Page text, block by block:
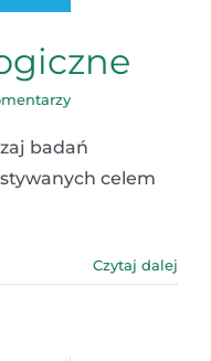
badań
celem
Czytaj dalej